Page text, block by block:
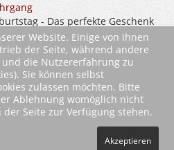
- Das perfekte Geschenk
Texte, Erinnerungen
Website. Einige von ihnen
der Seite, während andere
die Nutzererfahrung zu
Sie können selbst
zulassen möchten. Bitte
Ablehnung womöglich nicht
Seite zur Verfügung stehen.
Akzeptieren